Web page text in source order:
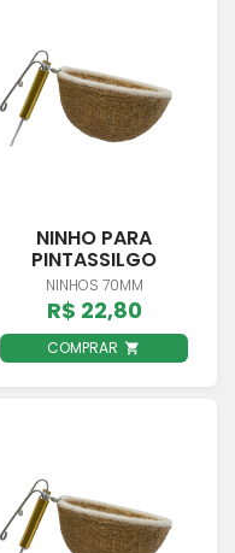
NINHO PARA
PINTASSILGO
NINHOS 70MM
R$ 22,80
COMPRAR